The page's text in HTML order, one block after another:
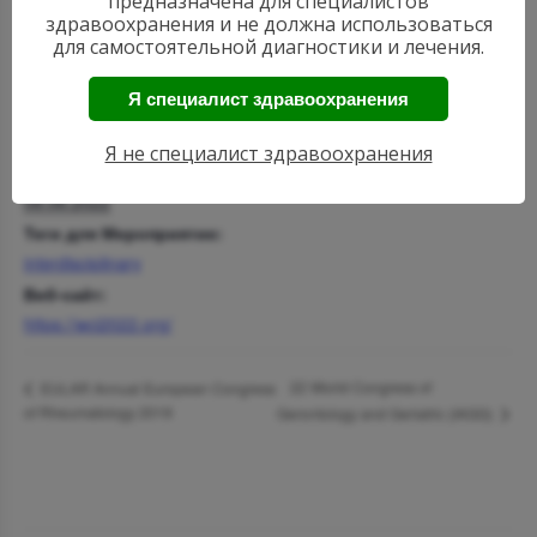
ПОДРОБНОСТИ
Начало:
05.06.2022
08.06.2022
Теги для Мероприятие:
interdisciplinary
Веб-сайт:
https://wci2022.org/
МЕСТО ПРОВЕДЕНИЯ
Rome, Italy
здравоохранения и не должна использоваться
для самостоятельной диагностики и лечения.
Я специалист здравоохранения
Я не специалист здравоохранения